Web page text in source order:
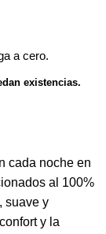
a cero.
existencias.
cada noche en
al 100%
suave y
y la